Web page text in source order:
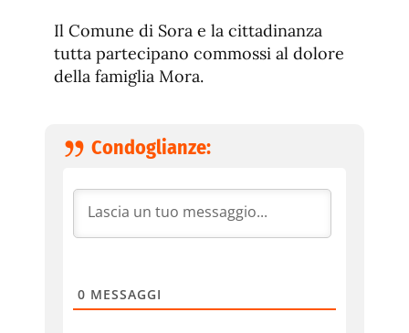
Il Comune di Sora e la cittadinanza
tutta partecipano commossi al dolore
della famiglia Mora.
Condoglianze:
0 MESSAGGI